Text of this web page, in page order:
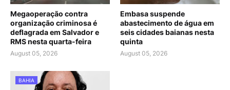
Megaoperação contra
organização criminosa é
deflagrada em Salvador e
RMS nesta quarta-feira
August 05, 2026
Embasa suspende
abastecimento de água em
seis cidades baianas nesta
quinta
August 05, 2026
BAHIA